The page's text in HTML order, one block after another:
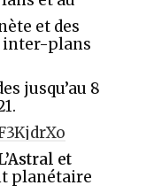
et des
inter-plans
jusqu’au 8
et
planétaire